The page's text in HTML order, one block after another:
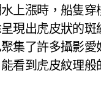
上漲時，船隻
現出虎皮狀的
集了許多攝影
看到虎皮紋理